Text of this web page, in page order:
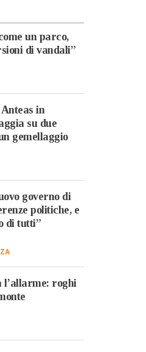
un parco,
di vandali”
in
su due
gemellaggio
governo di
politiche, e
di tutti”
roghi